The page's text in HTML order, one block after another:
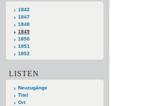
1842
1847
1848
1849
1850
1851
1852
LISTEN
Neuzugänge
Titel
Ort